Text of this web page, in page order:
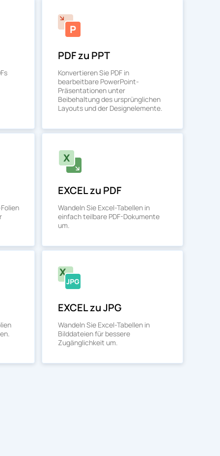
PDF zu PPT
Konvertieren Sie PDF in
bearbeitbare PowerPoint-
Präsentationen unter
Beibehaltung des ursprünglichen
Layouts und der Designelemente.
EXCEL zu PDF
Wandeln Sie Excel-Tabellen in
einfach teilbare PDF-Dokumente
um.
EXCEL zu JPG
Wandeln Sie Excel-Tabellen in
Bilddateien für bessere
Zugänglichkeit um.